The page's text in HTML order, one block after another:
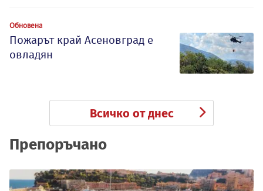
Обновена
Пожарът край Асеновград е
овладян
Всичко от днес
Препоръчано